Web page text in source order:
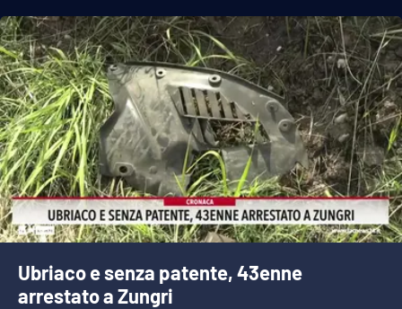
APP
Android
Apple
Ubriaco e senza patente, 43enne
arrestato a Zungri